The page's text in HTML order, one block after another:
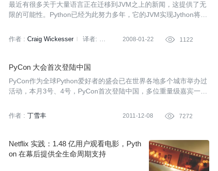
最近有很多关于大量语言正在迁移到JVM之上的新闻，这提供了无
限的可能性。Python已经为此努力多年，它的JVM实现Jython将给
其地位相当于Ruby的Rails，Groovy的Grails。
作者 : Craig Wickesser
译者:
2008-01-22  1122
PyCon 大会首次登陆中国
PyCon作为全球Python爱好者的盛会已在世界各地多个城市举办过
活动，本月3号、4号，PyCon首次登陆中国，多位重量级嘉宾一同
作者 : 丁雪丰 2011-12-08  7272
Netflix 实践：1.48 亿用户观看电影，Pyth
on 在幕后提供全生命周期支持